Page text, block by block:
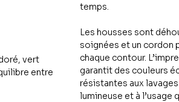
vert
entre
temps.
Les housses sont
soignées et un cordon
chaque contour.
garantit des couleurs
résistantes aux
lumineuse et à l’usage